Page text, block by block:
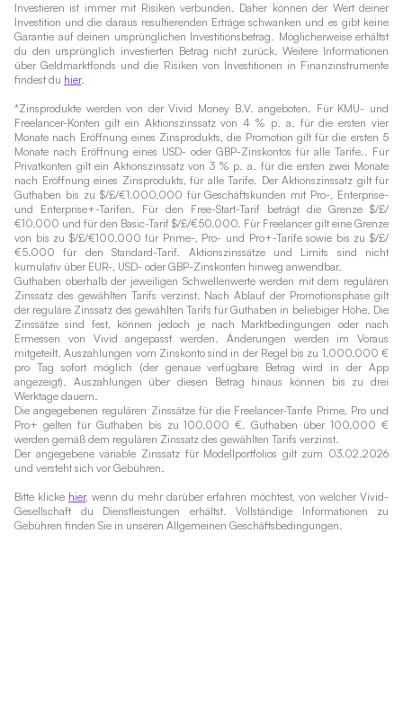
Investieren ist immer mit Risiken verbunden. Daher können der Wert deiner
Investition und die daraus resultierenden Erträge schwanken und es gibt keine
Garantie auf deinen ursprünglichen Investitionsbetrag. Möglicherweise erhältst
du den ursprünglich investierten Betrag nicht zurück. Weitere Informationen
über Geldmarktfonds und die Risiken von Investitionen in Finanzinstrumente
findest du hier.
*Zinsprodukte werden von der Vivid Money B.V. angeboten. Für KMU- und
Freelancer-Konten gilt ein Aktionszinssatz von 4 % p. a. für die ersten vier
Monate nach Eröffnung eines Zinsprodukts, die Promotion gilt für die ersten 5
Monate nach Eröffnung eines USD- oder GBP-Zinskontos für alle Tarife.. Für
Privatkonten gilt ein Aktionszinssatz von 3 % p. a. für die ersten zwei Monate
nach Eröffnung eines Zinsprodukts, für alle Tarife. Der Aktionszinssatz gilt für
Guthaben bis zu $/£/€1.000.000 für Geschäftskunden mit Pro-, Enterprise-
und Enterprise+-Tarifen. Für den Free-Start-Tarif beträgt die Grenze $/£/
€10.000 und für den Basic-Tarif $/£/€50.000. Für Freelancer gilt eine Grenze
von bis zu $/£/€100.000 für Prime-, Pro- und Pro+-Tarife sowie bis zu $/£/
€5.000 für den Standard-Tarif. Aktionszinssätze und Limits sind nicht
kumulativ über EUR-, USD- oder GBP-Zinskonten hinweg anwendbar.
Guthaben oberhalb der jeweiligen Schwellenwerte werden mit dem regulären
Zinssatz des gewählten Tarifs verzinst. Nach Ablauf der Promotionsphase gilt
der reguläre Zinssatz des gewählten Tarifs für Guthaben in beliebiger Höhe. Die
Zinssätze sind fest, können jedoch je nach Marktbedingungen oder nach
Ermessen von Vivid angepasst werden. Änderungen werden im Voraus
mitgeteilt. Auszahlungen vom Zinskonto sind in der Regel bis zu 1.000.000 €
pro Tag sofort möglich (der genaue verfügbare Betrag wird in der App
angezeigt). Auszahlungen über diesen Betrag hinaus können bis zu drei
Werktage dauern.
Die angegebenen regulären Zinssätze für die Freelancer-Tarife Prime, Pro und
Pro+ gelten für Guthaben bis zu 100.000 €. Guthaben über 100.000 €
werden gemäß dem regulären Zinssatz des gewählten Tarifs verzinst.
Der angegebene variable Zinssatz für Modellportfolios gilt zum 03.02.2026
und versteht sich vor Gebühren.
Bitte klicke hier, wenn du mehr darüber erfahren möchtest, von welcher Vivid-
Gesellschaft du Dienstleistungen erhältst. Vollständige Informationen zu
Gebühren finden Sie in unseren Allgemeinen Geschäftsbedingungen.